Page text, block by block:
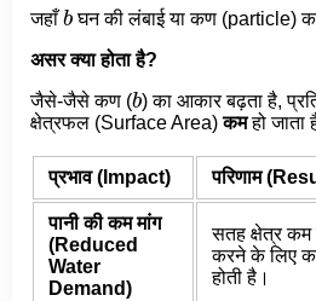
जहाँ
b
घन की लंबाई या कण (particle)
असर क्या होता है?
जैसे-जैसे कण (
b
) का आकार बढ़ता है,
क्षेत्रफल (Surface Area)कमहो जाता
प्रभाव (Impact) परिणाम
पानी की कम मांग
(Reduced
Water
Demand)
सतह क्षेत्र कम
करने के लिए
होती है।